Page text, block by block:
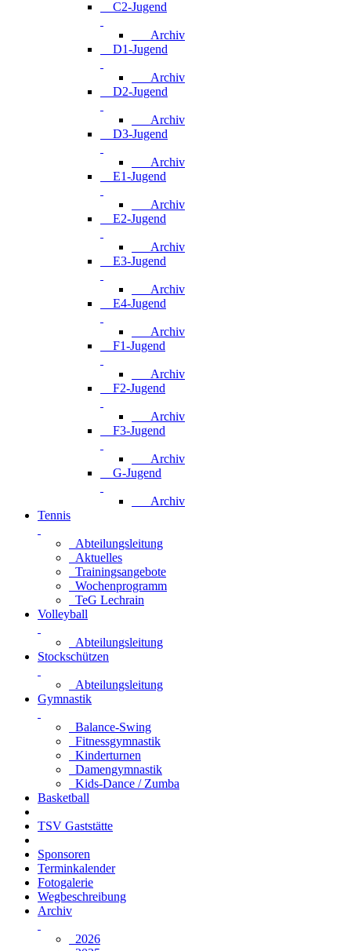
C2-Jugend
Archiv
D1-Jugend
Archiv
D2-Jugend
Archiv
D3-Jugend
Archiv
E1-Jugend
Archiv
E2-Jugend
Archiv
E3-Jugend
Archiv
E4-Jugend
Archiv
F1-Jugend
Archiv
F2-Jugend
Archiv
F3-Jugend
Archiv
G-Jugend
Archiv
Tennis
Abteilungsleitung
Aktuelles
Trainingsangebote
Wochenprogramm
TeG Lechrain
Volleyball
Abteilungsleitung
Stockschützen
Abteilungsleitung
Gymnastik
Balance-Swing
Fitnessgymnastik
Kinderturnen
Damengymnastik
Kids-Dance / Zumba
Basketball
TSV Gaststätte
Sponsoren
Terminkalender
Fotogalerie
Wegbeschreibung
Archiv
2026